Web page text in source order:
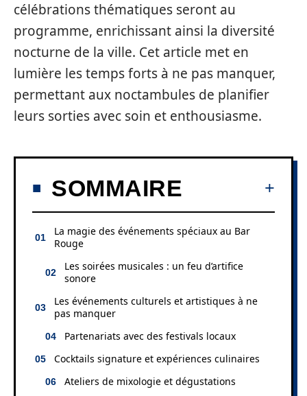
célébrations thématiques seront au
programme, enrichissant ainsi la diversité
nocturne de la ville. Cet article met en
lumière les temps forts à ne pas manquer,
permettant aux noctambules de planifier
leurs sorties avec soin et enthousiasme.
SOMMAIRE
La magie des événements spéciaux au Bar
Rouge
Les soirées musicales : un feu d’artifice
sonore
Les événements culturels et artistiques à ne
pas manquer
Partenariats avec des festivals locaux
Cocktails signature et expériences culinaires
Ateliers de mixologie et dégustations